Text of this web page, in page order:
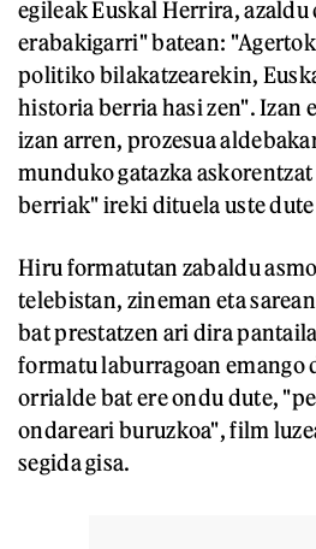
egileak Euskal Herrira,
erabakigarri" batean:
politiko bilakatzearekin,
historia berria hasi zen". Izan
izan arren, prozesua
munduko gatazka
berriak" ireki dituela uste
Hiru formatutan zabaldu
telebistan, zineman eta
bat prestatzen ari dira
formatu laburragoan emango
orrialde bat ere ondu dute,
ondareari buruzkoa", film
segida gisa.